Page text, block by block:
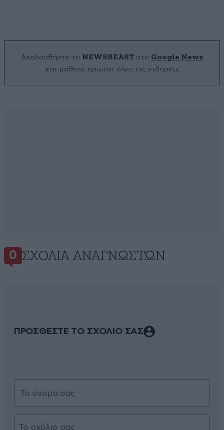
Ακολουθήστε το NEWSBEAST στο Google News
και μάθετε πρώτοι όλες τις ειδήσεις
0 ΣΧΌΛΙΑ ΑΝΑΓΝΩΣΤΏΝ
ΠΡΟΣΘΕΣΤΕ ΤΟ ΣΧΟΛΙΟ ΣΑΣ